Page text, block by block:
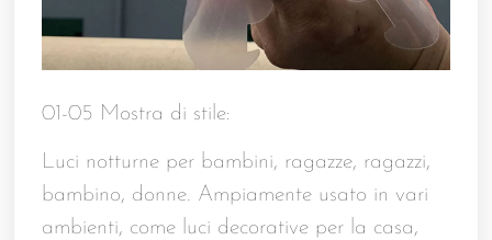
01-05 Mostra di stile:
Luci notturne per bambini, ragazze, ragazzi,
bambino, donne. Ampiamente usato in vari
ambienti, come luci decorative per la casa,